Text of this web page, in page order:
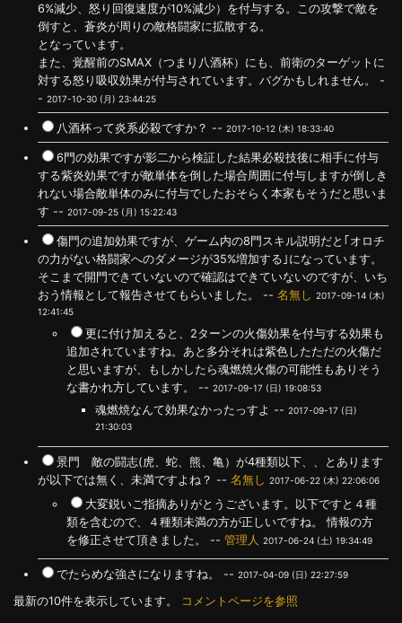
6%減少、怒り回復速度が10%減少）を付与する。この攻撃で敵を
倒すと、蒼炎が周りの敵格闘家に拡散する。
となっています。
また、覚醒前のSMAX（つまり八酒杯）にも、前衛のターゲットに
対する怒り吸収効果が付与されています。バグかもしれません。 -
- 2017-10-30 (月) 23:44:25
八酒杯って炎系必殺ですか？ -- 2017-10-12 (木) 18:33:40
6門の効果ですが影二から検証した結果必殺技後に相手に付与
する紫炎効果ですが敵単体を倒した場合周囲に付与しますが倒しき
れない場合敵単体のみに付与でしたおそらく本家もそうだと思いま
す -- 2017-09-25 (月) 15:22:43
傷門の追加効果ですが、ゲーム内の8門スキル説明だと｢オロチ
の力がない格闘家へのダメージが35%増加する｣になっています。
そこまで開門できていないので確認はできていないのですが、いち
おう情報として報告させてもらいました。 -- 名無し 2017-09-14 (木)
12:41:45
更に付け加えると、2ターンの火傷効果を付与する効果も
追加されていますね。あと多分それは紫色したただの火傷だ
と思いますが、もしかしたら魂燃焼火傷の可能性もありそう
な書かれ方しています。 -- 2017-09-17 (日) 19:08:53
魂燃焼なんて効果なかったっすよ -- 2017-09-17 (日)
21:30:03
景門 敵の闘志(虎、蛇、熊、亀）が4種類以下、、とあります
が以下では無く、未満ですよね？ -- 名無し 2017-06-22 (木) 22:06:06
大変鋭いご指摘ありがとうございます。以下ですと４種
類を含むので、４種類未満の方が正しいですね。 情報の方
を修正させて頂きました。 -- 管理人 2017-06-24 (土) 19:34:49
でたらめな強さになりますね。 -- 2017-04-09 (日) 22:27:59
最新の10件を表示しています。 コメントページを参照